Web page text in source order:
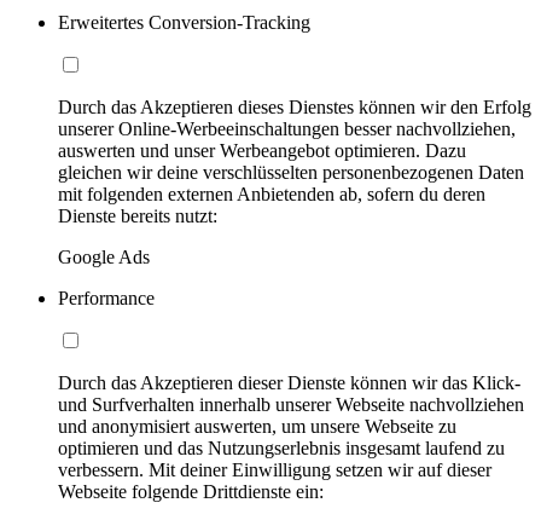
Erweitertes Conversion-Tracking
Durch das Akzeptieren dieses Dienstes können wir den Erfolg
unserer Online-Werbeeinschaltungen besser nachvollziehen,
auswerten und unser Werbeangebot optimieren. Dazu
gleichen wir deine verschlüsselten personenbezogenen Daten
mit folgenden externen Anbietenden ab, sofern du deren
Dienste bereits nutzt:
Google Ads
Performance
Durch das Akzeptieren dieser Dienste können wir das Klick-
und Surfverhalten innerhalb unserer Webseite nachvollziehen
und anonymisiert auswerten, um unsere Webseite zu
optimieren und das Nutzungserlebnis insgesamt laufend zu
verbessern. Mit deiner Einwilligung setzen wir auf dieser
Webseite folgende Drittdienste ein: